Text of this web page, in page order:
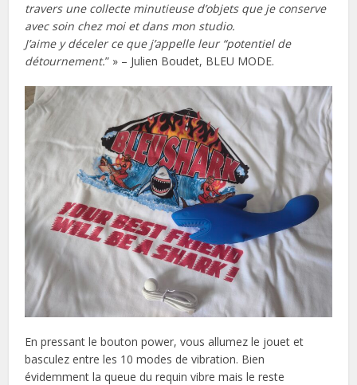
travers une collecte minutieuse d’objets que je conserve
avec soin chez moi et dans mon studio.
J’aime y déceler ce que j’appelle leur “potentiel de
détournement.” » – Julien Boudet, BLEU MODE.
En pressant le bouton power, vous allumez le jouet et
basculez entre les 10 modes de vibration. Bien
évidemment la queue du requin vibre mais le reste